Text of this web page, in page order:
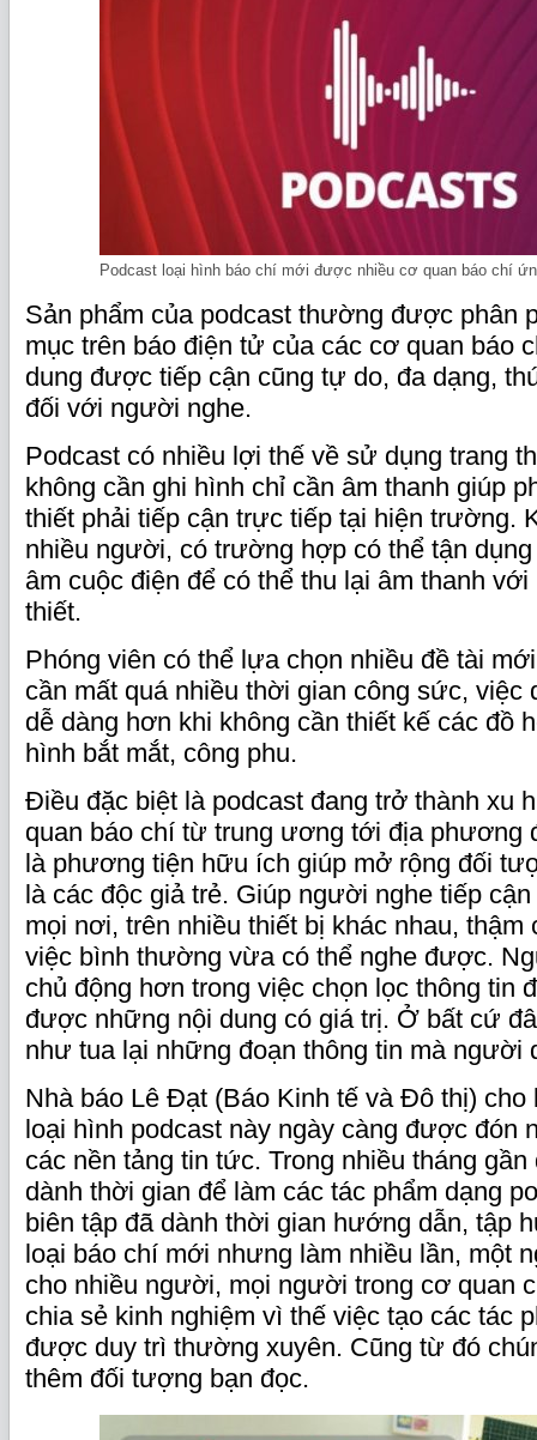
Podcast loại hình báo chí mới được nhiều cơ quan báo chí
Sản phẩm của podcast thường được phân
mục trên báo điện tử của các cơ quan báo
dung được tiếp cận cũng tự do, đa dạng,
đối với người nghe.
Podcast có nhiều lợi thế về sử dụng trang
không cần ghi hình chỉ cần âm thanh giúp
thiết phải tiếp cận trực tiếp tại hiện trường.
nhiều người, có trường hợp có thể tận
âm cuộc điện để có thể thu lại âm thanh
thiết.
Phóng viên có thể lựa chọn nhiều đề tài
cần mất quá nhiều thời gian công sức, việc
dễ dàng hơn khi không cần thiết kế các đồ
hình bắt mắt, công phu.
Điều đặc biệt là podcast đang trở thành xu
quan báo chí từ trung ương tới địa phương
là phương tiện hữu ích giúp mở rộng đối
là các độc giả trẻ. Giúp người nghe tiếp
mọi nơi, trên nhiều thiết bị khác nhau,
việc bình thường vừa có thể nghe được.
chủ động hơn trong việc chọn lọc thông tin
được những nội dung có giá trị. Ở bất cứ
như tua lại những đoạn thông tin mà người
Nhà báo Lê Đạt (Báo Kinh tế và Đô thị) cho
loại hình podcast này ngày càng được đón
các nền tảng tin tức. Trong nhiều tháng
dành thời gian để làm các tác phẩm dạng
biên tập đã dành thời gian hướng dẫn, tập
loại báo chí mới nhưng làm nhiều lần, một
cho nhiều người, mọi người trong cơ quan
chia sẻ kinh nghiệm vì thế việc tạo các tác
được duy trì thường xuyên. Cũng từ đó
thêm đối tượng bạn đọc.